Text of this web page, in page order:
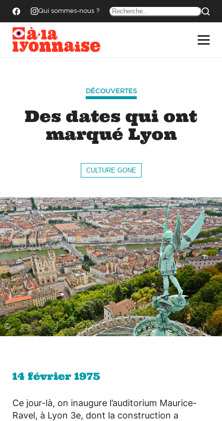
Qui sommes-nous ?
DÉCOUVERTES
Des dates qui ont
marqué Lyon
CULTURE GONE
©
14 février 1975
Ce jour-là, on inaugure l’auditorium Maurice-
Ravel, à Lyon 3e, dont la construction a